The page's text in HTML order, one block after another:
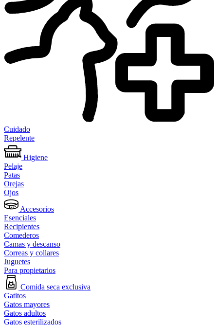
Cuidado
Repelente
Higiene
Pelaje
Patas
Orejas
Ojos
Accesorios
Esenciales
Recipientes
Comederos
Camas y descanso
Correas y collares
Juguetes
Para propietarios
Comida seca exclusiva
Gatitos
Gatos mayores
Gatos adultos
Gatos esterilizados